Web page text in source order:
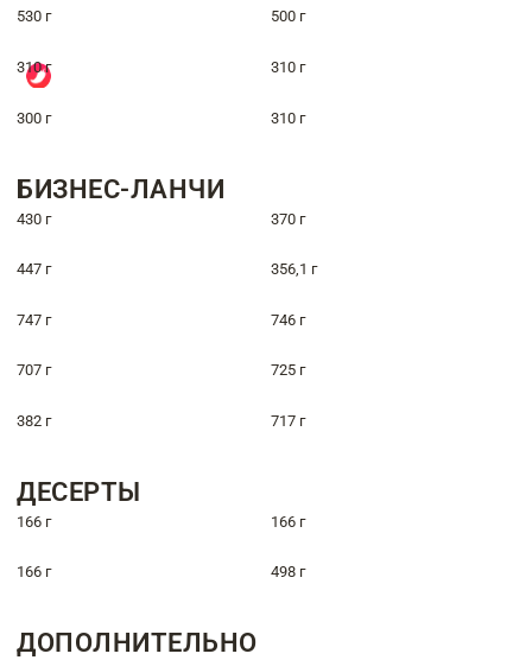
530 г 500 г
310 г 310 г
300 г 310 г
БИЗНЕС-ЛАНЧИ
430 г 370 г
447 г 356,1 г
747 г 746 г
707 г 725 г
382 г 717 г
ДЕСЕРТЫ
166 г 166 г
166 г 498 г
ДОПОЛНИТЕЛЬНО